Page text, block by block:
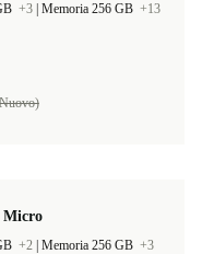
+3 Memoria 256 GB +13
Micro
+2 Memoria 256 GB +3